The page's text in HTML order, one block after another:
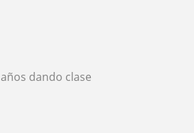
3 años dando clase